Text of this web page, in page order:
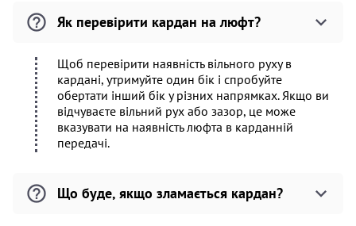
Як перевірити кардан на люфт?
Щоб перевірити наявність вільного руху в
кардані, утримуйте один бік і спробуйте
обертати інший бік у різних напрямках. Якщо ви
відчуваєте вільний рух або зазор, це може
вказувати на наявність люфта в карданній
передачі.
Що буде, якщо зламається кардан?